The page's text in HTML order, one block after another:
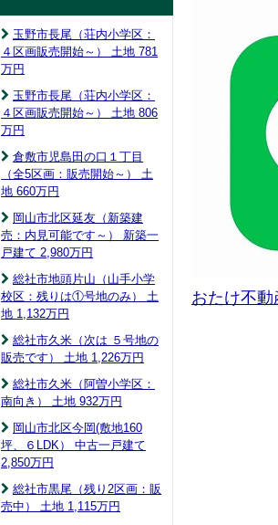
玉野市長尾（荘内小学区：
４区画販売開始～） 土地 781
万円
玉野市長尾（荘内小学区：
４区画販売開始～） 土地 806
万円
倉敷市児島田の口１丁目
（全5区画：販売開始～） 土
地 660万円
岡山市北区延友（新築建
売：内見可能です～） 新築一
戸建て 2,980万円
総社市地頭片山（山手小学
校区：残りは①号地のみ） 土
地 1,132万円
総社市久米（次は ５号地の
販売です） 土地 1,226万円
総社市久米（阿曽小学区：
南向き） 土地 932万円
岡山市北区今岡(敷地160
坪、６LDK） 中古一戸建て
2,850万円
総社市黒尾（残り2区画：販
売中） 土地 1,115万円
おたけ不